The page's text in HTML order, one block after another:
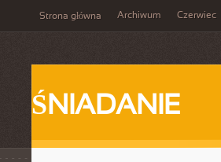
Strona główna Archiwum Czerwiec
ŚNIADANIE